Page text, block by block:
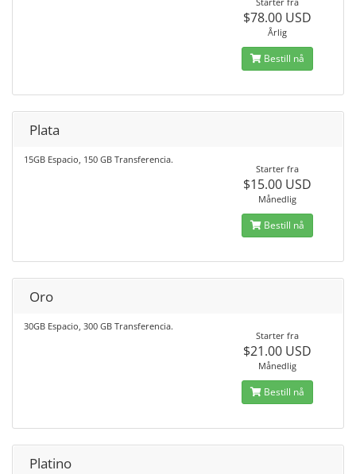
$78.00 USD
Årlig
Bestill nå
Plata
15GB Espacio, 150 GB Transferencia.
Starter fra
$15.00 USD
Månedlig
Bestill nå
Oro
30GB Espacio, 300 GB Transferencia.
Starter fra
$21.00 USD
Månedlig
Bestill nå
Platino